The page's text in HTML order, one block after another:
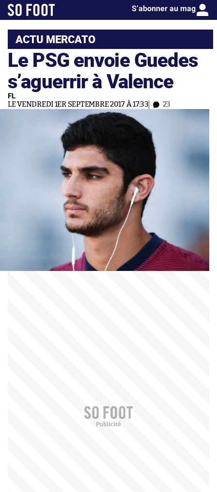
S’abonner au mag
ACTU MERCATO
Le PSG envoie Guedes
s’aguerrir à Valence
FL
LE VENDREDI 1ER SEPTEMBRE 2017 À 17:33 23